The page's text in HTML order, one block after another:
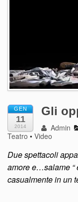
GEN
11
2014
Gli
Admin
Teatro • Video
Due spettacoli
amore e…salame “
casualmente in un